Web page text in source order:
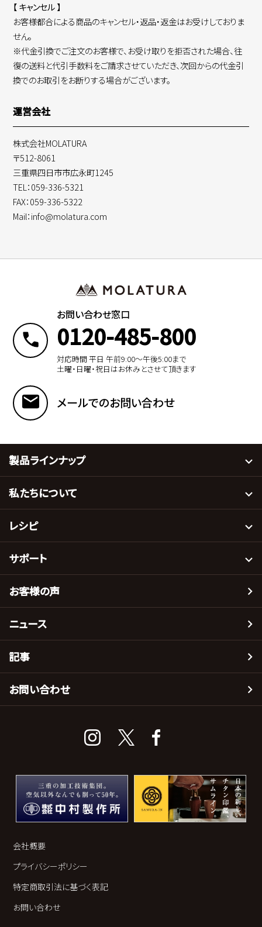
【 キャンセル 】
お客様都合による商品のキャンセル・返品・返金はお受けしておりま
せん。
※代金引換でご注文のお客様で、お受け取りを拒否された場合、往
復の送料と代引手数料をご請求させていただき、次回からの代金引
換でのお取引をお断りする場合がございます。
運営会社
株式会社MOLATURA
〒512-8061
三重県四日市市広永町1245
TEL：059-336-5321
FAX：059-336-5322
Mail：info@molatura.com
お問い合わせ窓口
0120-485-800
対応時間 平日 午前9:00〜午後5:00まで
土曜・日曜・祝日はお休みとさせて頂きます
メールでのお問い合わせ
製品ラインナップ
私たちについて
レシピ
サポート
お客様の声
ニュース
記事
お問い合わせ
会社概要
プライバシーポリシー
特定商取引法に基づく表記
お問い合わせ